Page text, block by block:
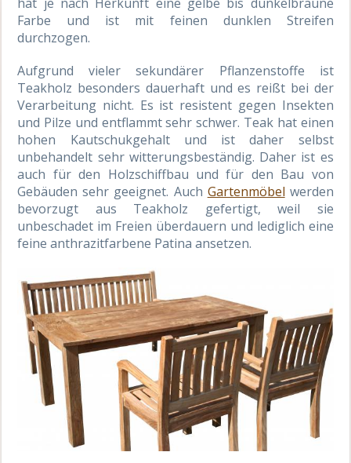
Farbe und ist mit feinen dunklen Streifen
durchzogen.
Aufgrund vieler sekundärer Pflanzenstoffe ist
Teakholz besonders dauerhaft und es reißt bei der
Verarbeitung nicht. Es ist resistent gegen Insekten
und Pilze und entflammt sehr schwer. Teak hat einen
hohen Kautschukgehalt und ist daher selbst
unbehandelt sehr witterungsbeständig. Daher ist es
auch für den Holzschiffbau und für den Bau von
Gebäuden sehr geeignet. Auch Gartenmöbel werden
bevorzugt aus Teakholz gefertigt, weil sie
unbeschadet im Freien überdauern und lediglich eine
feine anthrazitfarbene Patina ansetzen.